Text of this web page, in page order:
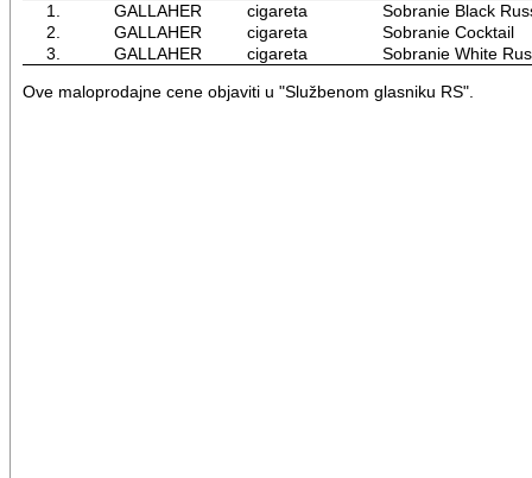
1.
GALLAHER cigareta
Sobranie Black
2.
GALLAHER cigareta
Sobranie Cocktail
3.
GALLAHER cigareta Sobranie White
Ove maloprodajne cene objaviti u "Službenom glasniku RS".